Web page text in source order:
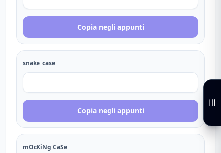
Copia negli appunti
snake_case
Copia negli appunti
mOcKiNg CaSe